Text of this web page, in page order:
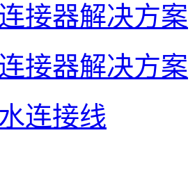
接器解决方案
接器解决方案
连接线